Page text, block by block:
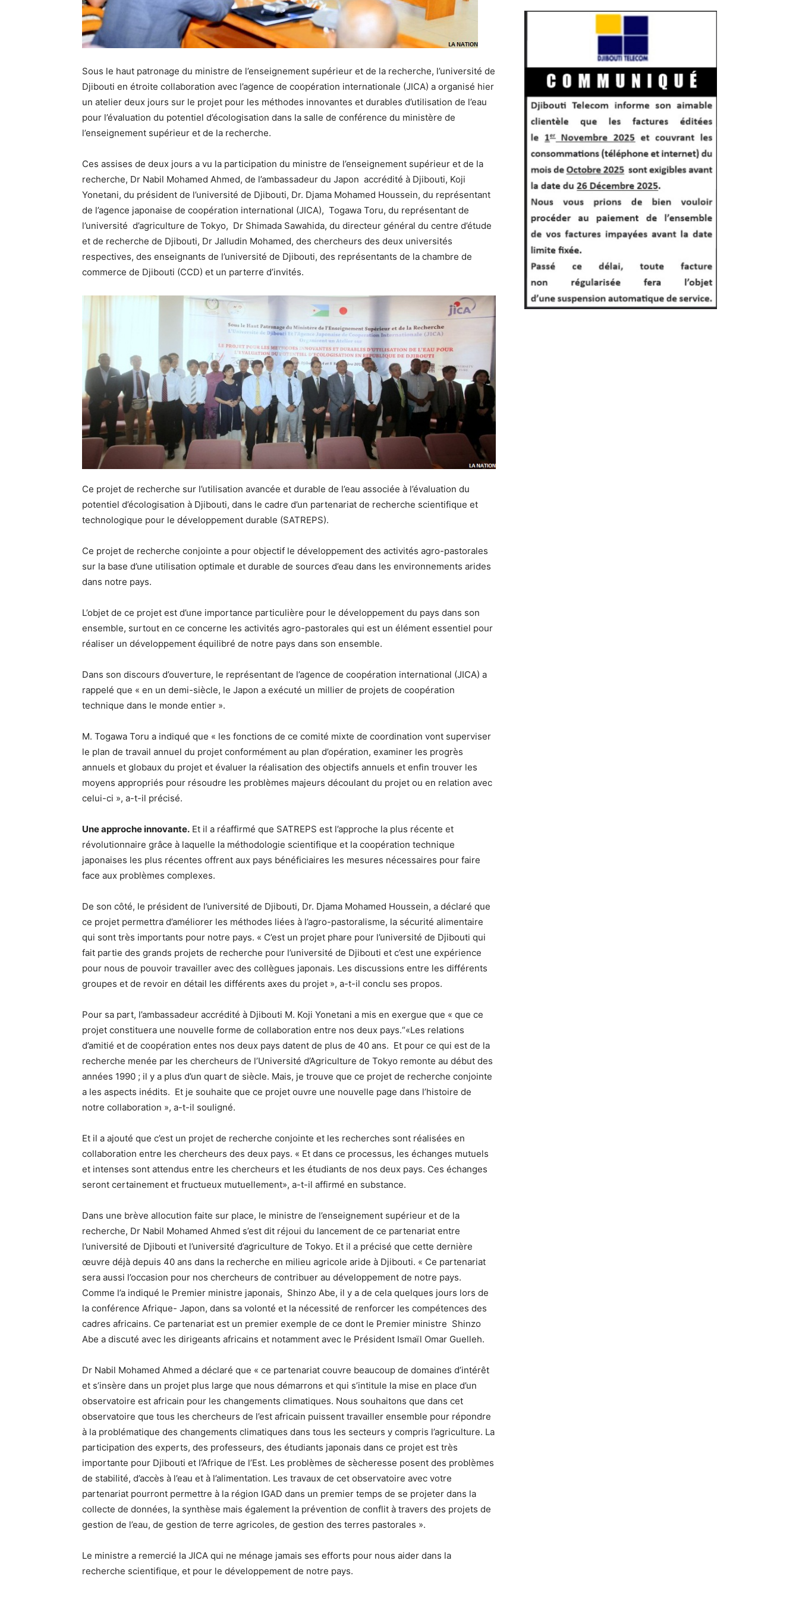
Sous le haut patronage du ministre de l’enseignement supérieur et de la recherche, l’université de
Djibouti en étroite collaboration avec l’agence de coopération internationale (JICA) a organisé hier
un atelier deux jours sur le projet pour les méthodes innovantes et durables d’utilisation de l’eau
pour l’évaluation du potentiel d’écologisation dans la salle de conférence du ministère de
l’enseignement supérieur et de la recherche.
Ces assises de deux jours a vu la participation du ministre de l’enseignement supérieur et de la
recherche, Dr Nabil Mohamed Ahmed, de l’ambassadeur du Japon accrédité à Djibouti, Koji
Yonetani, du président de l’université de Djibouti, Dr. Djama Mohamed Houssein, du représentant
de l’agence japonaise de coopération international (JICA), Togawa Toru, du représentant de
l’université d’agriculture de Tokyo, Dr Shimada Sawahida, du directeur général du centre d’étude
et de recherche de Djibouti, Dr Jalludin Mohamed, des chercheurs des deux universités
respectives, des enseignants de l’université de Djibouti, des représentants de la chambre de
commerce de Djibouti (CCD) et un parterre d’invités.
Ce projet de recherche sur l’utilisation avancée et durable de l’eau associée à l’évaluation du
potentiel d’écologisation à Djibouti, dans le cadre d’un partenariat de recherche scientifique et
technologique pour le développement durable (SATREPS).
Ce projet de recherche conjointe a pour objectif le développement des activités agro-pastorales
sur la base d’une utilisation optimale et durable de sources d’eau dans les environnements arides
dans notre pays.
L’objet de ce projet est d’une importance particulière pour le développement du pays dans son
ensemble, surtout en ce concerne les activités agro-pastorales qui est un élément essentiel pour
réaliser un développement équilibré de notre pays dans son ensemble.
Dans son discours d’ouverture, le représentant de l’agence de coopération international (JICA) a
rappelé que « en un demi-siècle, le Japon a exécuté un millier de projets de coopération
technique dans le monde entier ».
M. Togawa Toru a indiqué que « les fonctions de ce comité mixte de coordination vont superviser
le plan de travail annuel du projet conformément au plan d’opération, examiner les progrès
annuels et globaux du projet et évaluer la réalisation des objectifs annuels et enfin trouver les
moyens appropriés pour résoudre les problèmes majeurs découlant du projet ou en relation avec
celui-ci », a-t-il précisé.
Une approche innovante. Et il a réaffirmé que SATREPS est l’approche la plus récente et
révolutionnaire grâce à laquelle la méthodologie scientifique et la coopération technique
japonaises les plus récentes offrent aux pays bénéficiaires les mesures nécessaires pour faire
face aux problèmes complexes.
De son côté, le président de l’université de Djibouti, Dr. Djama Mohamed Houssein, a déclaré que
ce projet permettra d’améliorer les méthodes liées à l’agro-pastoralisme, la sécurité alimentaire
qui sont très importants pour notre pays. « C’est un projet phare pour l’université de Djibouti qui
fait partie des grands projets de recherche pour l’université de Djibouti et c’est une expérience
pour nous de pouvoir travailler avec des collègues japonais. Les discussions entre les différents
groupes et de revoir en détail les différents axes du projet », a-t-il conclu ses propos.
Pour sa part, l’ambassadeur accrédité à Djibouti M. Koji Yonetani a mis en exergue que « que ce
projet constituera une nouvelle forme de collaboration entre nos deux pays.“«Les relations
d’amitié et de coopération entes nos deux pays datent de plus de 40 ans. Et pour ce qui est de la
recherche menée par les chercheurs de l’Université d’Agriculture de Tokyo remonte au début des
années 1990 ; il y a plus d’un quart de siècle. Mais, je trouve que ce projet de recherche conjointe
a les aspects inédits. Et je souhaite que ce projet ouvre une nouvelle page dans l’histoire de
notre collaboration », a-t-il souligné.
Et il a ajouté que c’est un projet de recherche conjointe et les recherches sont réalisées en
collaboration entre les chercheurs des deux pays. « Et dans ce processus, les échanges mutuels
et intenses sont attendus entre les chercheurs et les étudiants de nos deux pays. Ces échanges
seront certainement et fructueux mutuellement», a-t-il affirmé en substance.
Dans une brève allocution faite sur place, le ministre de l’enseignement supérieur et de la
recherche, Dr Nabil Mohamed Ahmed s’est dit réjoui du lancement de ce partenariat entre
l’université de Djibouti et l’université d’agriculture de Tokyo. Et il a précisé que cette dernière
œuvre déjà depuis 40 ans dans la recherche en milieu agricole aride à Djibouti. « Ce partenariat
sera aussi l’occasion pour nos chercheurs de contribuer au développement de notre pays.
Comme l’a indiqué le Premier ministre japonais, Shinzo Abe, il y a de cela quelques jours lors de
la conférence Afrique- Japon, dans sa volonté et la nécessité de renforcer les compétences des
cadres africains. Ce partenariat est un premier exemple de ce dont le Premier ministre Shinzo
Abe a discuté avec les dirigeants africains et notamment avec le Président Ismaïl Omar Guelleh.
Dr Nabil Mohamed Ahmed a déclaré que « ce partenariat couvre beaucoup de domaines d’intérêt
et s’insère dans un projet plus large que nous démarrons et qui s’intitule la mise en place d’un
observatoire est africain pour les changements climatiques. Nous souhaitons que dans cet
observatoire que tous les chercheurs de l’est africain puissent travailler ensemble pour répondre
à la problématique des changements climatiques dans tous les secteurs y compris l’agriculture. La
participation des experts, des professeurs, des étudiants japonais dans ce projet est très
importante pour Djibouti et l’Afrique de l’Est. Les problèmes de sècheresse posent des problèmes
de stabilité, d’accès à l’eau et à l’alimentation. Les travaux de cet observatoire avec votre
partenariat pourront permettre à la région IGAD dans un premier temps de se projeter dans la
collecte de données, la synthèse mais également la prévention de conflit à travers des projets de
gestion de l’eau, de gestion de terre agricoles, de gestion des terres pastorales ».
Le ministre a remercié la JICA qui ne ménage jamais ses efforts pour nous aider dans la
recherche scientifique, et pour le développement de notre pays.